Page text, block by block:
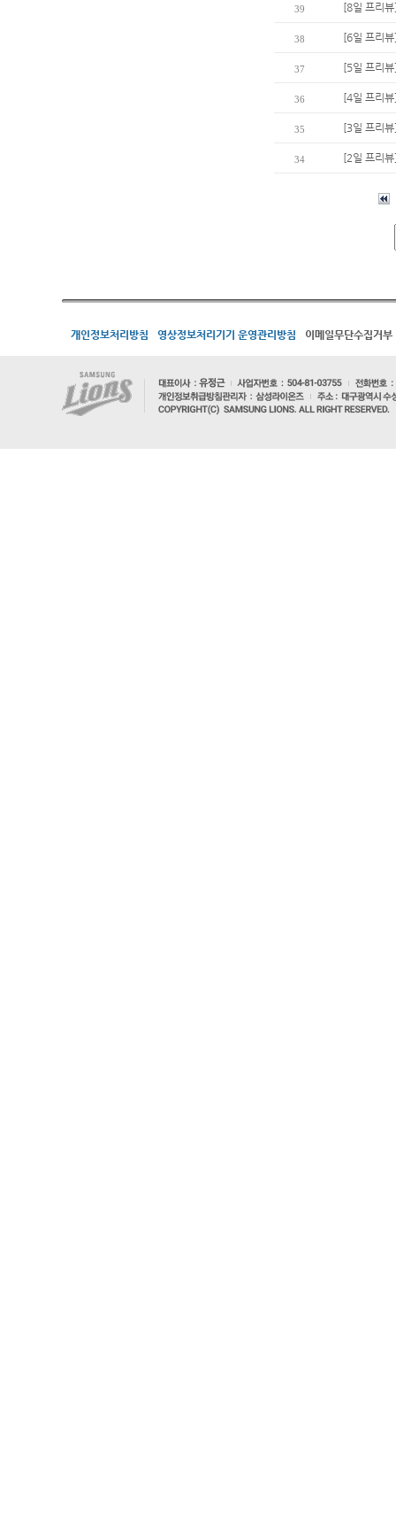
39 [8일 프리
38 [6일 프리
37 [5일 프리
36 [4일 프리
35 [3일 프리
34 [2일 프리
개인정보처리방침 영상정보처리기기 운영관리방침 이메일무단수집거부